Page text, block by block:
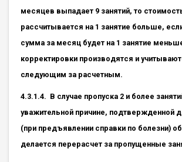
месяцев выпадает 9 занятий, то
рассчитывается на 1 занятие больше,
сумма за месяц будет на 1 занятие
корректировки производятся и
следующим за расчетным.
4.3.1.4. В случае пропуска 2 и более
уважительной причине, подтвержденной
(при предъявлении справки по болезни)
делается перерасчет за пропущенные